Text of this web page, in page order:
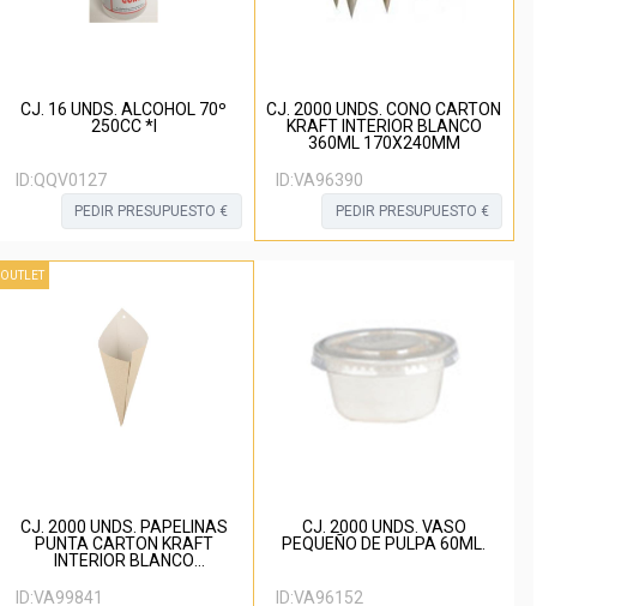
CJ. 16 UNDS. ALCOHOL 70º
250CC *I
ID:QQV0127
PEDIR PRESUPUESTO €
CJ. 2000 UNDS. CONO CARTON
KRAFT INTERIOR BLANCO
360ML 170X240MM
ID:VA96390
PEDIR PRESUPUESTO €
OUTLET
CJ. 2000 UNDS. PAPELINAS
PUNTA CARTON KRAFT
INTERIOR BLANCO
ID:VA99841
CJ. 2000 UNDS. VASO
PEQUEÑO DE PULPA 60ML.
ID:VA96152